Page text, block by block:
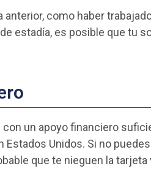
como haber
estadía, es posible que tu
un apoyo financiero
Unidos. Si no
que te nieguen la tarjeta